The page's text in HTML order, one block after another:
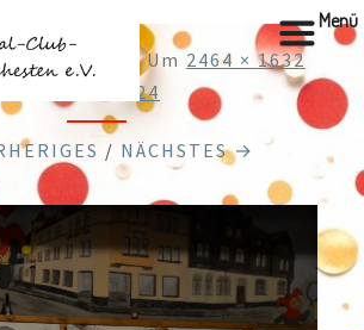
4.01.2026Um 2464 × 1632
DSC_0224
/ NÄCHSTES →
Menü